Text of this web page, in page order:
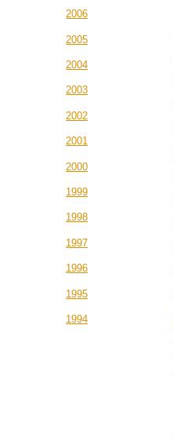
2006
2005
2004
2003
2002
2001
2000
1999
1998
1997
1996
1995
1994